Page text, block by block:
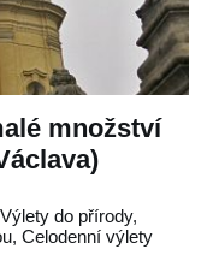
množství
do přírody,
Celodenní výlety